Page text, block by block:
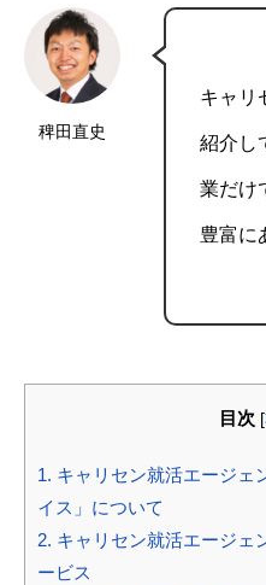
稗田直史
キャリ
紹介し
業だけ
豊富に
目次 [
1. キャリセン就活エージェ
イス」について
2. キャリセン就活エージェ
ービス